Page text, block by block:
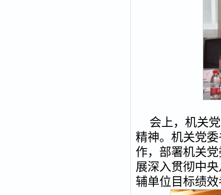
会上，机关
精神。机关党
作，部署机关
展深入贯彻中
辅单位目标绩